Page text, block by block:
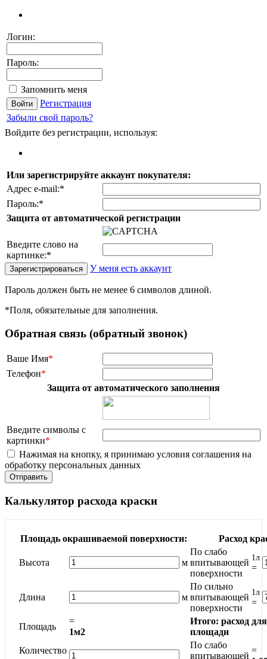
Логин:
Пароль:
Запомнить меня
Регистрация
Забыли свой пароль?
Войдите без регистрации, используя:
Или зарегистрируйте аккаунт покупателя:
Адрес e-mail:*
Пароль:*
Защита от автоматической регистрации
Введите слово на
картинке:*
У меня есть аккаунт
Пароль должен быть не менее 6 символов длиной.
*Поля, обязательные для заполнения.
Обратная связь (обратный звонок)
Ваше Имя*
Телефон*
Защита от автоматического заполнения
Введите символы с
картинки*
Нажимая на кнопку, я принимаю условия соглашения на
обработку персональных данных
Калькулятор расхода краски
Площадь окрашиваемой поверхности: Расход
Высота м
По слабо
впитывающей
поверхности
1л
=
Длина м
По сильно
впитывающей
поверхности
1л
=
Площадь
=
1м2
Итого: расход
площади
Количество
По слабо
впитывающей
=